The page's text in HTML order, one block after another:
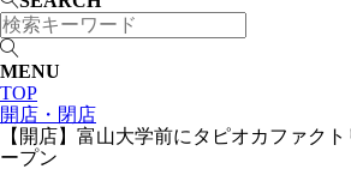
MENU
TOP
開店・閉店
【開店】富山大学前にタピオカファク
ープン